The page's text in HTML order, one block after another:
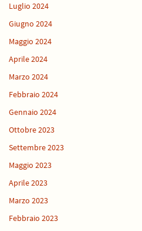
Luglio 2024
Giugno 2024
Maggio 2024
Aprile 2024
Marzo 2024
Febbraio 2024
Gennaio 2024
Ottobre 2023
Settembre 2023
Maggio 2023
Aprile 2023
Marzo 2023
Febbraio 2023